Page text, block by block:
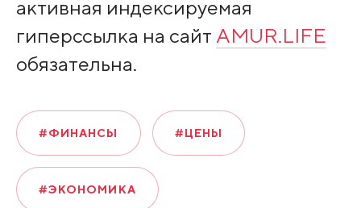
активная индексируемая
гиперссылка на сайт AMUR.LIFE
обязательна.
#ФИНАНСЫ #ЦЕНЫ
#ЭКОНОМИКА